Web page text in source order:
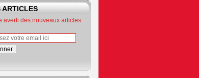
ARTICLES
averti des nouveaux articles